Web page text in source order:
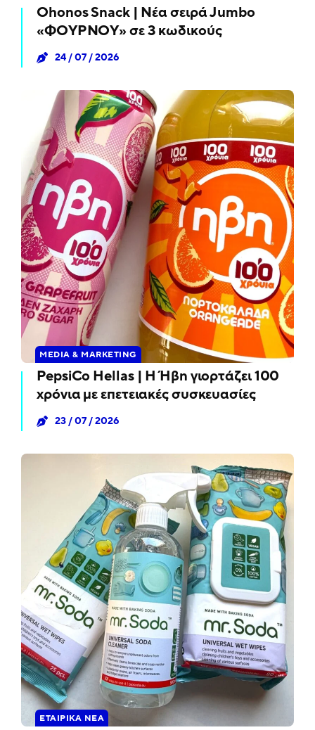
Ohonos Snack | Νέα σειρά Jumbo
«ΦΟΥΡΝΟΥ» σε 3 κωδικούς
24 / 07 / 2026
MEDIA & MARKETING
PepsiCo Hellas | Η Ήβη γιορτάζει 100
χρόνια με επετειακές συσκευασίες
23 / 07 / 2026
ΕΤΑΙΡΙΚΆ ΝΈΑ